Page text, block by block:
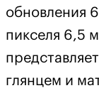
обновления
пикселя 6,5
глянцем и